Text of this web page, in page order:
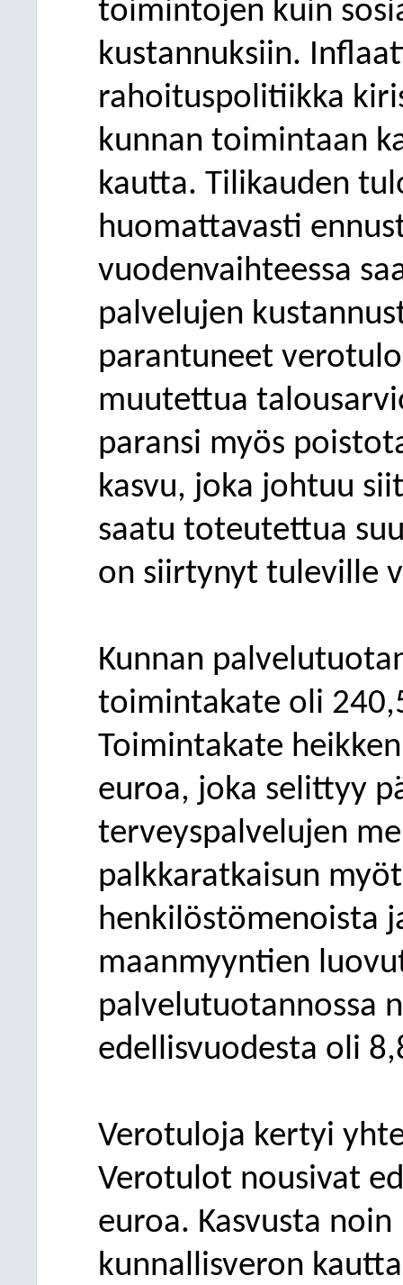
toimintojen kuin
kustannuksiin.
rahoituspolitiikka
kunnan toimintaan
kautta. Tilikauden
huomattavasti
vuodenvaihteessa
palvelujen
parantuneet
muutettua
paransi myös
kasvu, joka johtuu
saatu toteutettua
on siirtynyttuleville
Kunnan
toimintakate oli 2
Toimintakate
euroa, joka selittyy
terveyspalvelujen
palkkaratkaisun
henkilöstömenoista
maanmyyntien
palvelutuotannossa
edellisvuodesta oli
Verotuloja kertyi
Verotulot nousivat
euroa. Kasvusta noin
kunnallisveron